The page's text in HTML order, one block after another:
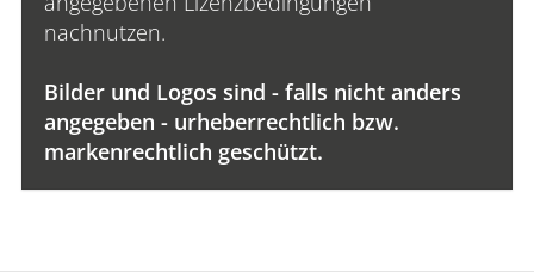
nachnutzen.
Bilder und Logos sind - falls nicht anders
angegeben - urheberrechtlich bzw.
markenrechtlich geschützt.